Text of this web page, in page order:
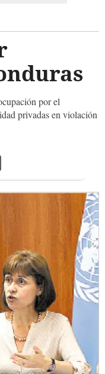
por el
privadas en violación